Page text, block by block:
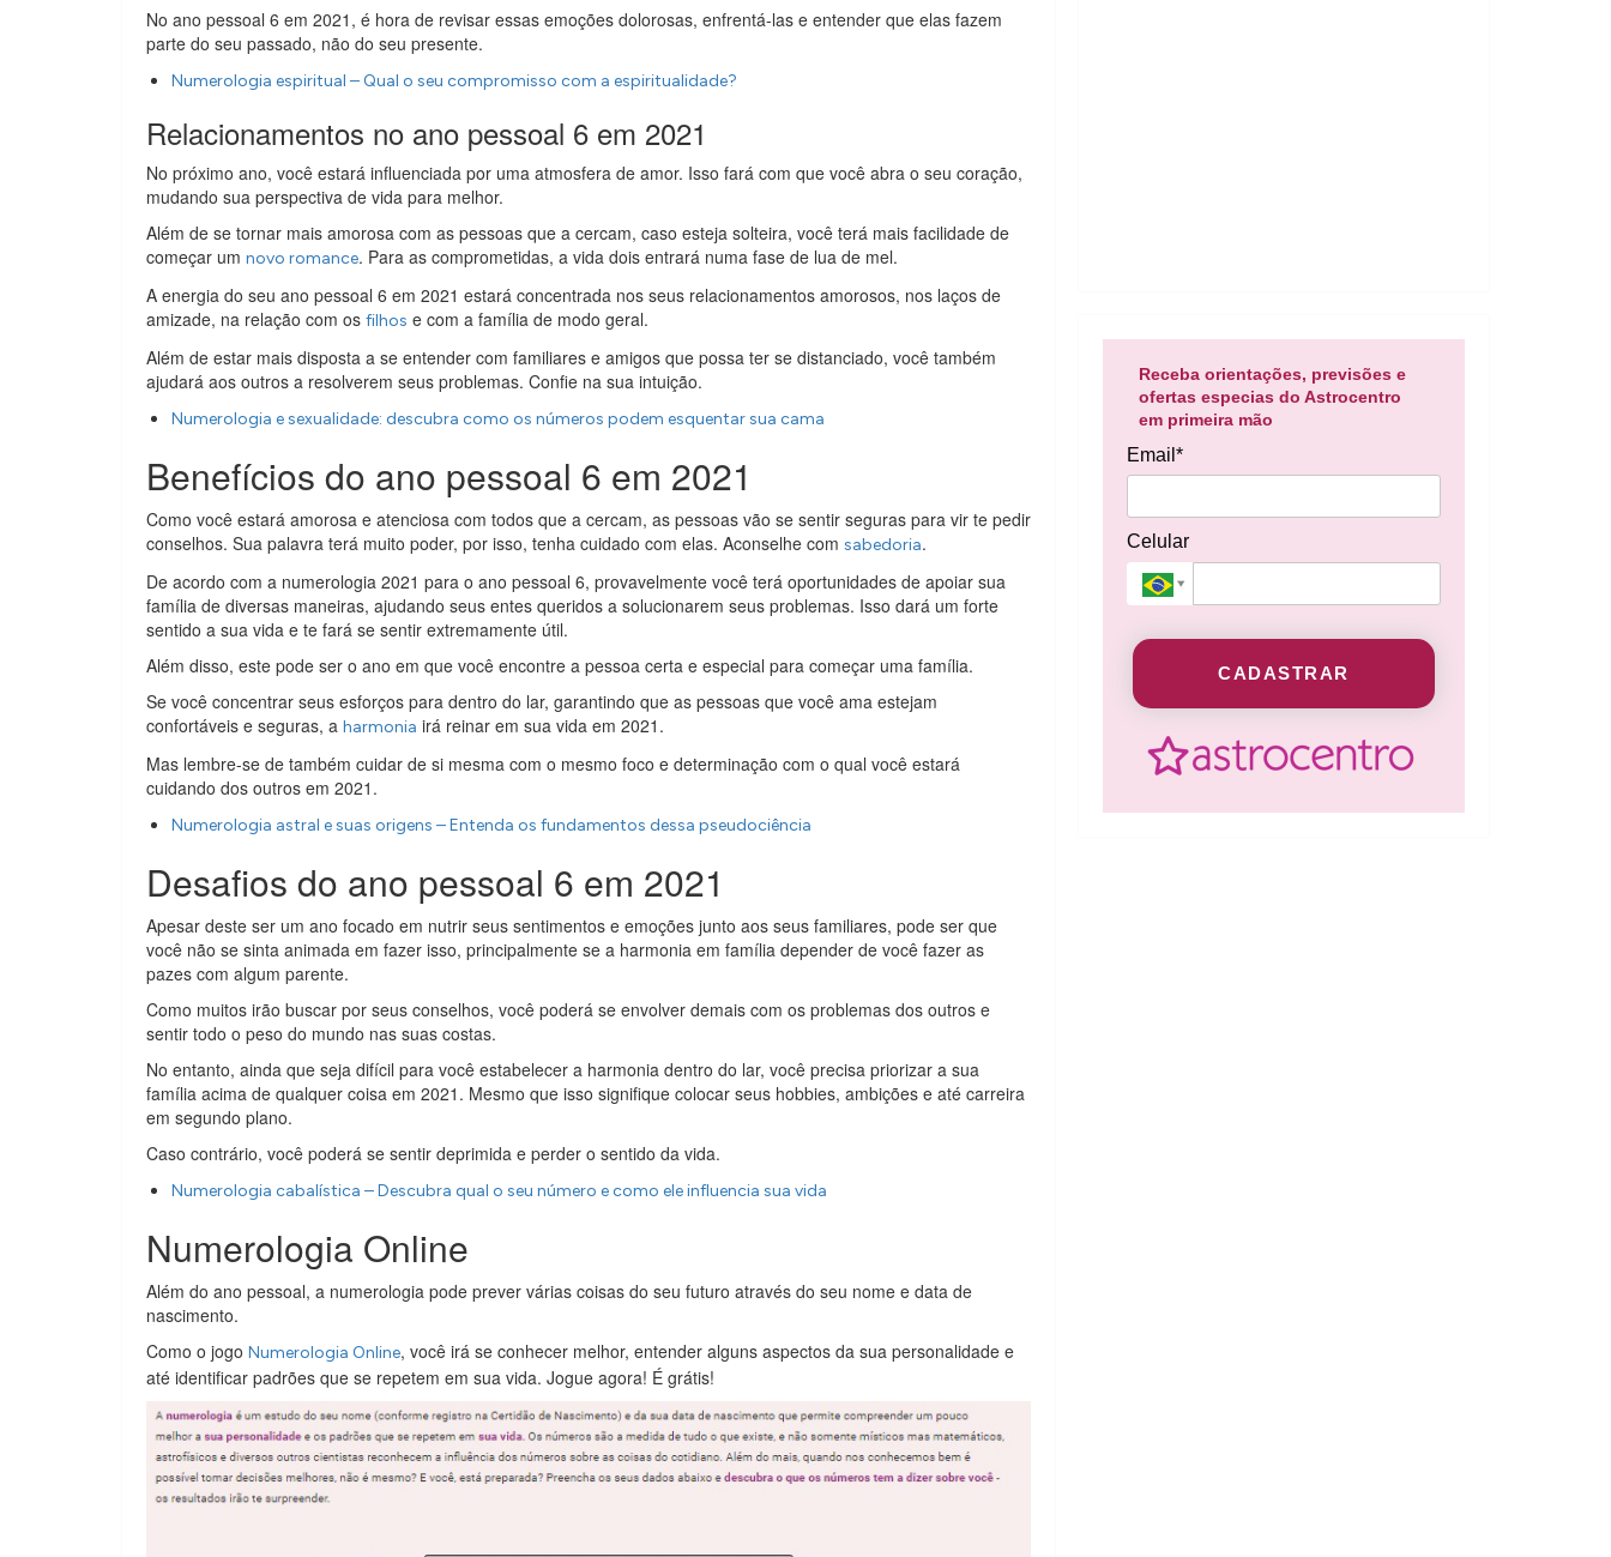
No ano pessoal 6 em 2021, é hora de revisar essas emoções dolorosas, enfrentá-las e entender que elas fazem
parte do seu passado, não do seu presente.
Numerologia espiritual – Qual o seu compromisso com a espiritualidade?
Relacionamentos no ano pessoal 6 em 2021
No próximo ano, você estará influenciada por uma atmosfera de amor. Isso fará com que você abra o seu coração,
mudando sua perspectiva de vida para melhor.
Além de se tornar mais amorosa com as pessoas que a cercam, caso esteja solteira, você terá mais facilidade de
começar um novo romance. Para as comprometidas, a vida dois entrará numa fase de lua de mel.
A energia do seu ano pessoal 6 em 2021 estará concentrada nos seus relacionamentos amorosos, nos laços de
amizade, na relação com os filhos e com a família de modo geral.
Além de estar mais disposta a se entender com familiares e amigos que possa ter se distanciado, você também
ajudará aos outros a resolverem seus problemas. Confie na sua intuição.
Numerologia e sexualidade: descubra como os números podem esquentar sua cama
Benefícios do ano pessoal 6 em 2021
Como você estará amorosa e atenciosa com todos que a cercam, as pessoas vão se sentir seguras para vir te pedir
conselhos. Sua palavra terá muito poder, por isso, tenha cuidado com elas. Aconselhe com sabedoria.
De acordo com a numerologia 2021 para o ano pessoal 6, provavelmente você terá oportunidades de apoiar sua
família de diversas maneiras, ajudando seus entes queridos a solucionarem seus problemas. Isso dará um forte
sentido a sua vida e te fará se sentir extremamente útil.
Além disso, este pode ser o ano em que você encontre a pessoa certa e especial para começar uma família.
Se você concentrar seus esforços para dentro do lar, garantindo que as pessoas que você ama estejam
confortáveis e seguras, a harmonia irá reinar em sua vida em 2021.
Mas lembre-se de também cuidar de si mesma com o mesmo foco e determinação com o qual você estará
cuidando dos outros em 2021.
Numerologia astral e suas origens – Entenda os fundamentos dessa pseudociência
Desafios do ano pessoal 6 em 2021
Apesar deste ser um ano focado em nutrir seus sentimentos e emoções junto aos seus familiares, pode ser que
você não se sinta animada em fazer isso, principalmente se a harmonia em família depender de você fazer as
pazes com algum parente.
Como muitos irão buscar por seus conselhos, você poderá se envolver demais com os problemas dos outros e
sentir todo o peso do mundo nas suas costas.
No entanto, ainda que seja difícil para você estabelecer a harmonia dentro do lar, você precisa priorizar a sua
família acima de qualquer coisa em 2021. Mesmo que isso signifique colocar seus hobbies, ambições e até carreira
em segundo plano.
Caso contrário, você poderá se sentir deprimida e perder o sentido da vida.
Numerologia cabalística – Descubra qual o seu número e como ele influencia sua vida
Numerologia Online
Além do ano pessoal, a numerologia pode prever várias coisas do seu futuro através do seu nome e data de
nascimento.
Como o jogo Numerologia Online, você irá se conhecer melhor, entender alguns aspectos da sua personalidade e
até identificar padrões que se repetem em sua vida. Jogue agora! É grátis!
Receba orientações, previsões e
ofertas especias do Astrocentro
em primeira mão
Email*
Celular
CADASTRAR